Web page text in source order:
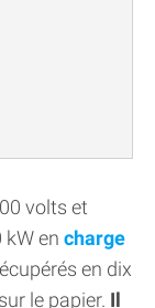
volts et
kW en charge
en dix
le papier. Il